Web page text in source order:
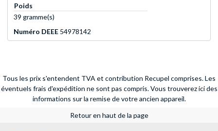
Poids
39 gramme(s)
Numéro DEEE 54978142
Tous les prix s'entendent TVA et contribution Recupel comprises. Les
éventuels frais d'expédition ne sont pas compris. Vous trouverez ici des
informations sur la remise de votre ancien appareil.
Retour en haut de la page